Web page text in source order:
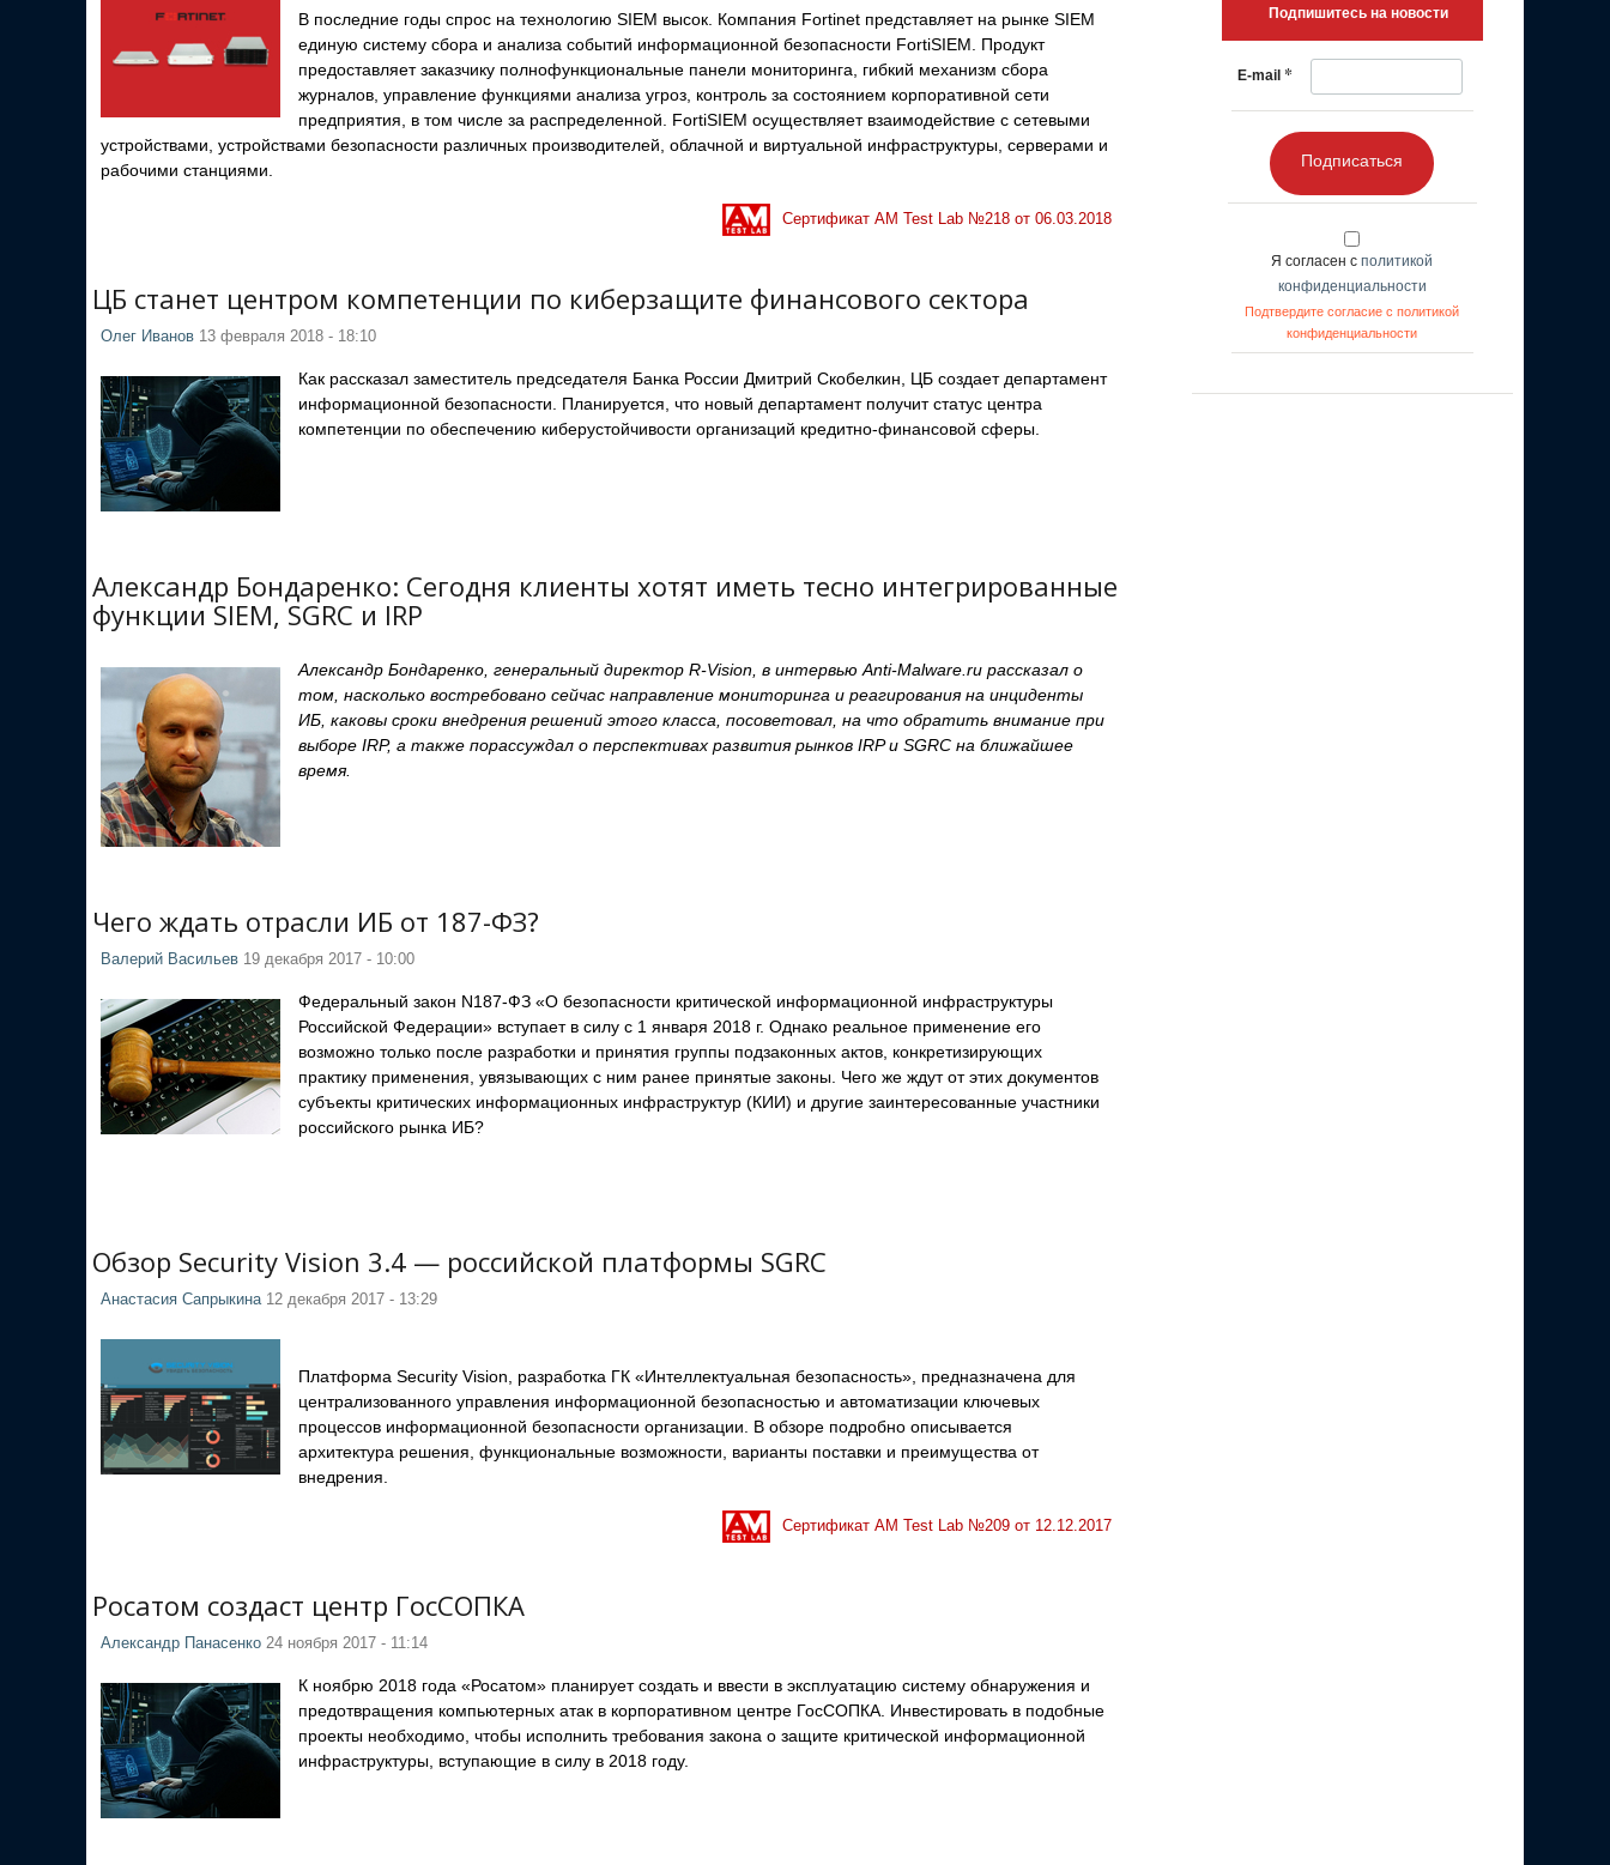
В последние годы спрос на технологию SIEM высок. Компания Fortinet представляет на рынке SIEM
единую систему сбора и анализа событий информационной безопасности FortiSIEM. Продукт
предоставляет заказчику полнофункциональные панели мониторинга, гибкий механизм сбора
журналов, управление функциями анализа угроз, контроль за состоянием корпоративной сети
предприятия, в том числе за распределенной. FortiSIEM осуществляет взаимодействие с сетевыми
устройствами, устройствами безопасности различных производителей, облачной и виртуальной инфраструктуры, серверами и
рабочими станциями.
Сертификат AM Test Lab №218от 06.03.2018
ЦБ станет центром компетенции по киберзащите финансового сектора
Олег Иванов 13 февраля 2018 - 18:10
Как рассказал заместитель председателя Банка России Дмитрий Скобелкин, ЦБ создает департамент
информационной безопасности. Планируется, что новый департамент получит статус центра
компетенции по обеспечению киберустойчивости организаций кредитно-финансовой сферы.
Александр Бондаренко: Сегодня клиенты хотят иметь тесно интегрированные
функции SIEM, SGRC и IRP
Александр Бондаренко, генеральный директор R-Vision, в интервью Anti-Malware.ru рассказал о
том, насколько востребовано сейчас направление мониторинга и реагирования на инциденты
ИБ, каковы сроки внедрения решений этого класса, посоветовал, на что обратить внимание при
выборе IRP, а также порассуждал о перспективах развития рынков IRP и SGRC на ближайшее
время.
Чего ждать отрасли ИБ от 187-ФЗ?
Валерий Васильев 19 декабря 2017 - 10:00
Федеральный закон N187-ФЗ «О безопасности критической информационной инфраструктуры
Российской Федерации» вступает в силу с 1 января 2018 г. Однако реальное применение его
возможно только после разработки и принятия группы подзаконных актов, конкретизирующих
практику применения, увязывающих с ним ранее принятые законы. Чего же ждут от этих документов
субъекты критических информационных инфраструктур (КИИ) и другие заинтересованные участники
российского рынка ИБ?
Обзор Security Vision 3.4 — российской платформы SGRC
Анастасия Сапрыкина12 декабря 2017 - 13:29
Платформа Security Vision, разработка ГК «Интеллектуальная безопасность», предназначена для
централизованного управления информационной безопасностью и автоматизации ключевых
процессов информационной безопасности организации. В обзоре подробно описывается
архитектура решения, функциональные возможности, варианты поставки и преимущества от
внедрения.
Сертификат AM Test Lab №209от 12.12.2017
Росатом создаст центр ГосСОПКА
Александр Панасенко 24 ноября 2017 - 11:14
К ноябрю 2018 года «Росатом» планирует создать и ввести в эксплуатацию систему обнаружения и
предотвращения компьютерных атак в корпоративном центре ГосСОПКА. Инвестировать в подобные
проекты необходимо, чтобы исполнить требования закона о защите критической информационной
инфраструктуры, вступающие в силу в 2018 году.
Подпишитесь на новости
E-mail *
Подписаться
Я согласен с политикой
конфиденциальности
Подтвердите согласие с политикой
конфиденциальности